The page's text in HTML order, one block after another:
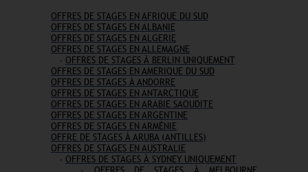
OFFRES DE STAGES EN AFRIQUE DU SUD
OFFRES DE STAGES EN ALBANIE
OFFRES DE STAGES EN ALGERIE
OFFRES DE STAGES EN ALLEMAGNE
- OFFRES DE STAGES À BERLIN UNIQUEMENT
OFFRES DE STAGES EN AMERIQUE DU SUD
OFFRES DE STAGES À ANDORRE
OFFRES DE STAGES EN ANTARCTIQUE
OFFRES DE STAGES EN ARABIE SAOUDITE
OFFRES DE STAGES EN ARGENTINE
OFFRES DE STAGES EN ARMÉNIE
OFFRE DE STAGES À ARUBA (ANTILLES)
OFFRES DE STAGES EN AUSTRALIE
- OFFRES DE STAGES À SYDNEY UNIQUEMENT